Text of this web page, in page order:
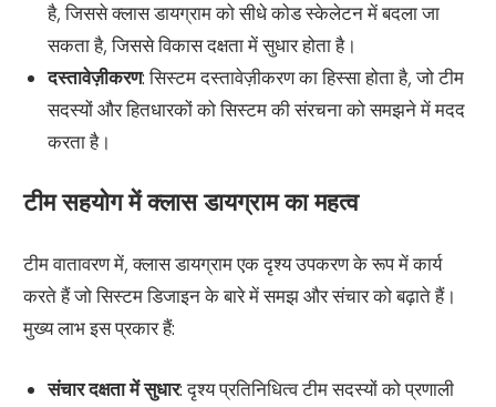
है, जिससे क्लास डायग्राम को सीधे कोड स्केलेटन में बदला जा
सकता है, जिससे विकास दक्षता में सुधार होता है।
दस्तावेज़ीकरण: सिस्टम दस्तावेज़ीकरण का हिस्सा होता है, जो टीम
सदस्यों और हितधारकों को सिस्टम की संरचना को समझने में मदद
करता है।
टीम सहयोग में क्लास डायग्राम का महत्व
टीम वातावरण में, क्लास डायग्राम एक दृश्य उपकरण के रूप में कार्य
करते हैं जो सिस्टम डिजाइन के बारे में समझ और संचार को बढ़ाते हैं।
मुख्य लाभ इस प्रकार हैं:
संचार दक्षता में सुधार: दृश्य प्रतिनिधित्व टीम सदस्यों को प्रणाली